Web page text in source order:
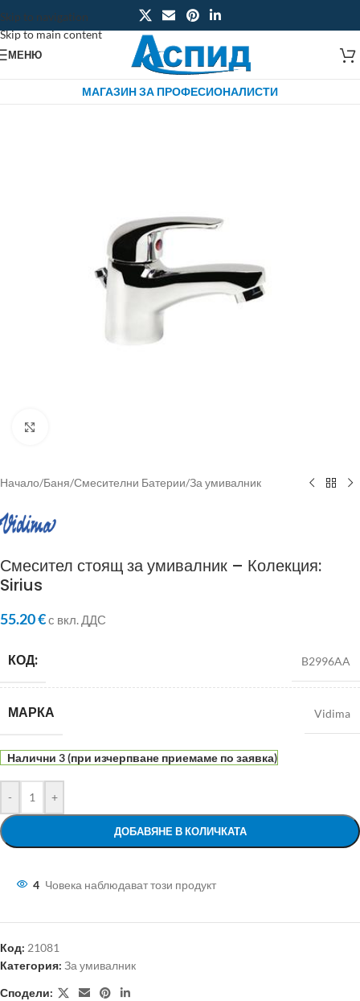
Skip to navigation
Skip to main content
МЕНЮ
МАГАЗИН ЗА ПРОФЕСИОНАЛИСТИ
Начало/Баня/Смесителни Батерии/За умивалник
Смесител стоящ за умивалник – Колекция:
Sirius
55.20€с вкл. ДДС
КОД: B2996AA
МАРКА Vidima
Налични 3 (при изчерпване приемаме по заявка)
- +
ДОБАВЯНЕ В КОЛИЧКАТА
4 Човека наблюдават този продукт
Код: 21081
Категория: За умивалник
Сподели: